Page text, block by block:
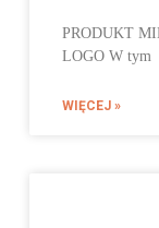
PRODUKT
LOGO W tym
WIĘCEJ »